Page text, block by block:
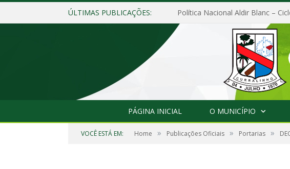
ÚLTIMAS PUBLICAÇÕES: Política Nacional Aldir Blanc –
PÁGINA INICIAL O MUNICÍPIO
VOCÊ ESTÁ EM: Home » Publicações Oficiais » Portarias »